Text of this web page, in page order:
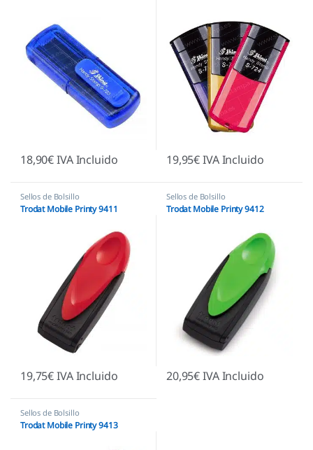
18,90€IVA Incluido 19,95€IVA Incluido
Sellos de Bolsillo
Trodat Mobile Printy 9411
19,75€IVA Incluido
Sellos de Bolsillo
Trodat Mobile Printy 9412
20,95€IVA Incluido
Sellos de Bolsillo
Trodat Mobile Printy 9413